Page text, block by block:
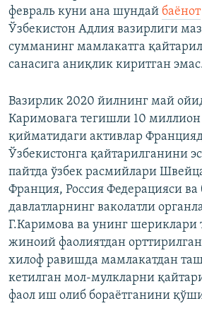
февраль куни ана шундай баёнот
Ўзбекистон Адлия вазирлиги
сумманинг мамлакатга
санасига аниқлик киритган
Вазирлик 2020 йилнинг май
Каримовага тегишли 10
қийматидаги активлар
Ўзбекистонга қайтарилганини
пайтда ўзбек расмийлари
Франция, Россия Федерацияси
давлатларнинг ваколатли
Г.Каримова ва унинг шериклари
жиноий фаолиятдан
хилоф равишда мамлакатдан
кетилган мол-мулкларни
фаол иш олиб бораётганини